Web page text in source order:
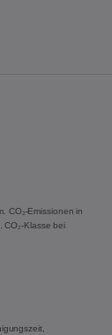
CO₂-Emissionen in
CO₂-Klasse bei